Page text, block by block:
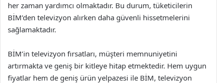
her zaman yardımcı olmaktadır. Bu durum, tüketicilerin
BİM’den televizyon alırken daha güvenli hissetmelerini
sağlamaktadır.
BİM’in televizyon fırsatları, müşteri memnuniyetini
artırmakta ve geniş bir kitleye hitap etmektedir. Hem uygun
fiyatlar hem de geniş ürün yelpazesi ile BİM, televizyon